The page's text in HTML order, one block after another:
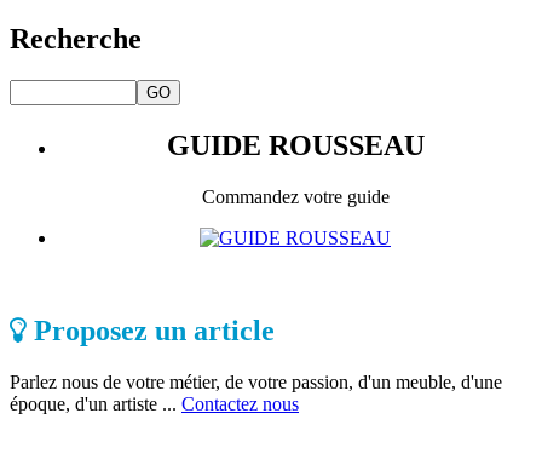
Recherche
GUIDE ROUSSEAU
Commandez votre guide
Proposez un article
Parlez nous de votre métier, de votre passion, d'un meuble, d'une
époque, d'un artiste ... Contactez nous